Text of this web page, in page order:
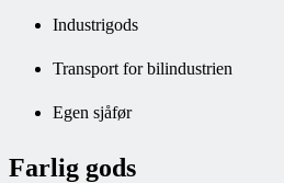
Industrigods
Transport for bilindustrien
Egen sjåfør
Farlig gods